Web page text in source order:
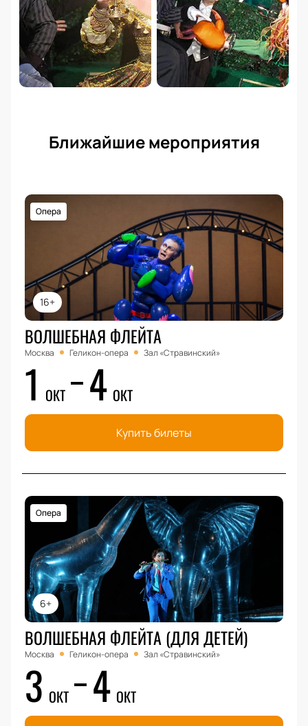
Ближайшие мероприятия
16+
Опера
ВОЛШЕБНАЯ ФЛЕЙТА
Москва Геликон-опера Зал «Стравинский»
1 ОКТ 4 ОКТ
Купить билеты
6+
Опера
ВОЛШЕБНАЯ ФЛЕЙТА (ДЛЯ ДЕТЕЙ)
Москва Геликон-опера Зал «Стравинский»
3 ОКТ 4 ОКТ